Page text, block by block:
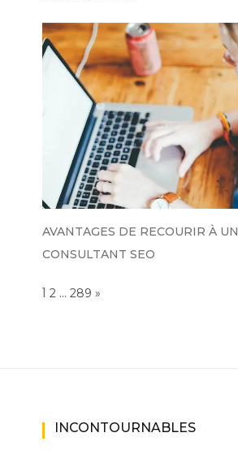
AVANTAGES DE RECOURIR À UN
CONSULTANT SEO
Page:
1 2 … 289 NEXT
»
INCONTOURNABLES